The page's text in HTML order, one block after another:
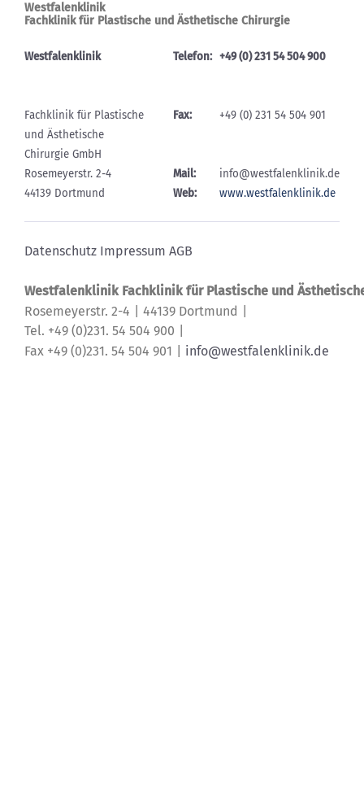
Westfalenklinik
Fachklinik für Plastische und Ästhetische Chirurgie
Westfalenklinik Telefon: +49 (0) 231 54 504 900
Fachklinik für Plastische
und Ästhetische
Chirurgie GmbH
Fax: +49 (0) 231 54 504 901
Rosemeyerstr. 2-4 Mail:
info@westfalenklinik.de
44139 Dortmund
Web: www.westfalenklinik.de
Datenschutz Impressum AGB
Westfalenklinik Fachklinik für Plastische und
Rosemeyerstr. 2-4
44139 Dortmund
Tel. +49 (0)231. 54 504 900
Fax +49 (0)231. 54 504 901
info@westfalenklinik.de